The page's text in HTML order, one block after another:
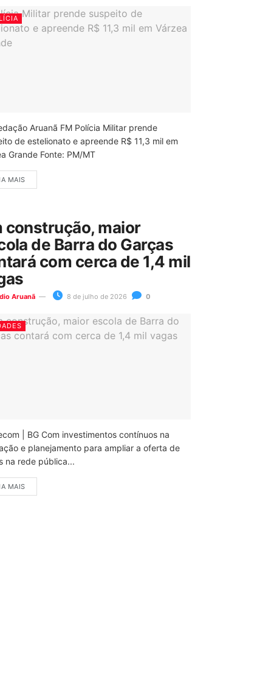
Aruanã FM Polícia Militar prende
de estelionato e apreende R$ 11,3 mil em
Grande Fonte: PM/MT
MAIS
construção, maior
de Barra do Garças
com cerca de 1,4 mil
Aruanã 8 de julho de 2026 0
| BG Com investimentos contínuos na
e planejamento para ampliar a oferta de
na rede pública...
MAIS